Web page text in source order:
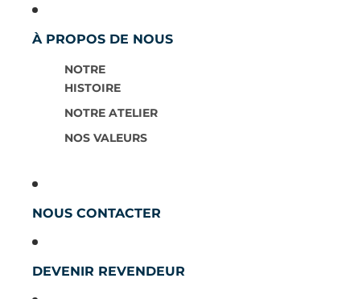
À PROPOS DE NOUS
NOTRE
HISTOIRE
NOTRE ATELIER
NOS VALEURS
NOUS CONTACTER
DEVENIR REVENDEUR